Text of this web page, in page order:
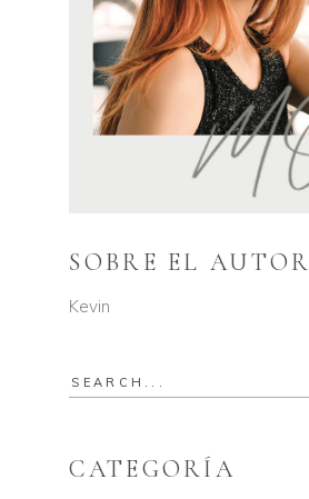
SOBRE EL AUTOR
Kevin
CATEGORÍA